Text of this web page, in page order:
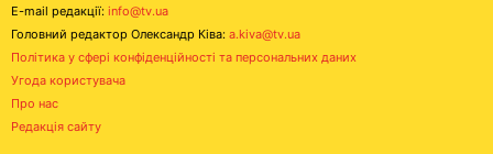
E-mail редакції: info@tv.ua
Головний редактор Олександр Ківа: a.kiva@tv.ua
Політика у сфері конфіденційності та персональних даних
Угода користувача
Про нас
Редакція сайту